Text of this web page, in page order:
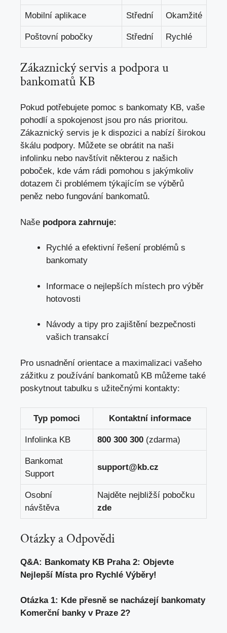
Mobilní aplikace Střední Okamžité
Poštovní pobočky Střední Rychlé
Zákaznický servis a podpora u
bankomatů KB
Pokud potřebujete pomoc s bankomaty KB, vaše
pohodlí a spokojenost jsou pro nás prioritou.
Zákaznický servis je k dispozici a nabízí širokou
škálu podpory. Můžete se obrátit na naši
infolinku nebo navštívit některou z našich
poboček, kde vám rádi pomohou s jakýmkoliv
dotazem či problémem týkajícím se výběrů
peněz nebo fungování bankomatů.
Naše podpora zahrnuje:
Rychlé a efektivní řešení problémů s
bankomaty
Informace o nejlepších místech pro výběr
hotovosti
Návody a tipy pro zajištění bezpečnosti
vašich transakcí
Pro usnadnění orientace a maximalizaci vašeho
zážitku z používání bankomatů KB můžeme také
poskytnout tabulku s užitečnými kontakty:
Typ pomoci Kontaktní informace
Infolinka KB 800 300 300 (zdarma)
Bankomat
Support
support@kb.cz
Osobní
návštěva
Najděte nejbližší pobočku
zde
Otázky a Odpovědi
Q&A: Bankomaty KB Praha 2: Objevte
Nejlepší Místa pro Rychlé Výběry!
Otázka 1: Kde přesně se nacházejí bankomaty
Komerční banky v Praze 2?